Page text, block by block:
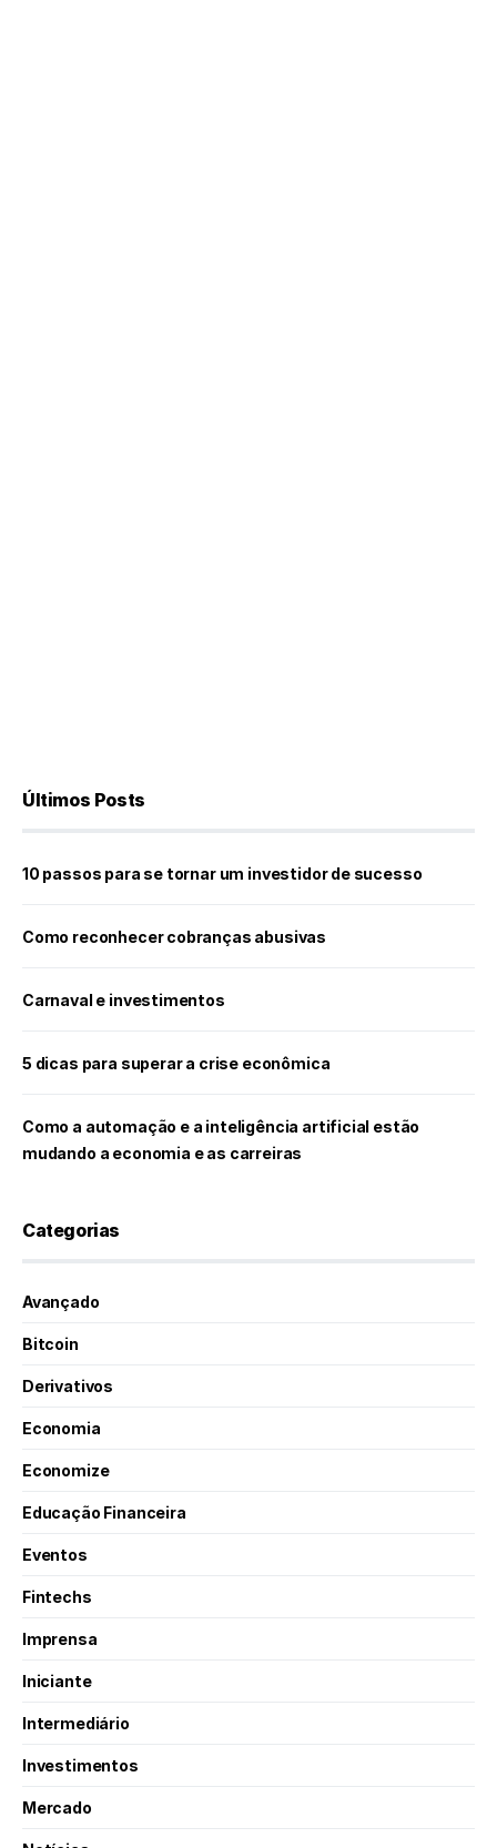
Últimos Posts
10 passos para se tornar um investidor de sucesso
Como reconhecer cobranças abusivas
Carnaval e investimentos
5 dicas para superar a crise econômica
Como a automação e a inteligência artificial estão
mudando a economia e as carreiras
Categorias
Avançado
Bitcoin
Derivativos
Economia
Economize
Educação Financeira
Eventos
Fintechs
Imprensa
Iniciante
Intermediário
Investimentos
Mercado